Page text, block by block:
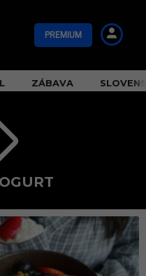
PREMIUM
ZÁBAVA